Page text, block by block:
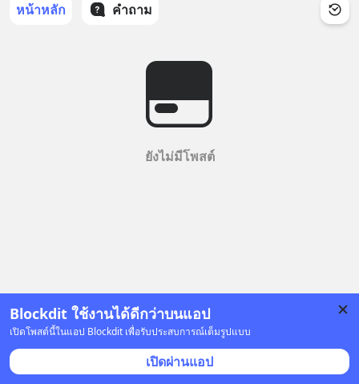
Blockdit ใช้งานได้ดีกว่าบนแอป
เปิดโพสต์นี้ในแอป Blockdit เพื่อรับประสบการณ์เต็มรูปแบบ
เปิดผ่านแอป
หน้าหลัก คำถาม
ยังไม่มีโพสต์